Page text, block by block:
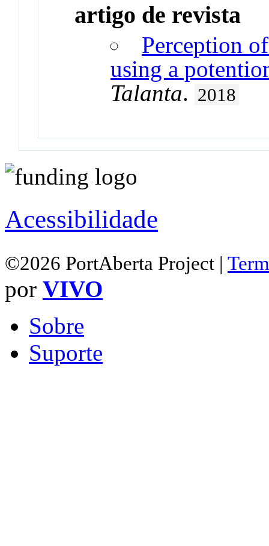
artigo de revista
Perception
using a
Talanta. 2018
Acessibilidade
©2026 PortAberta Project |
por VIVO
Sobre
Suporte